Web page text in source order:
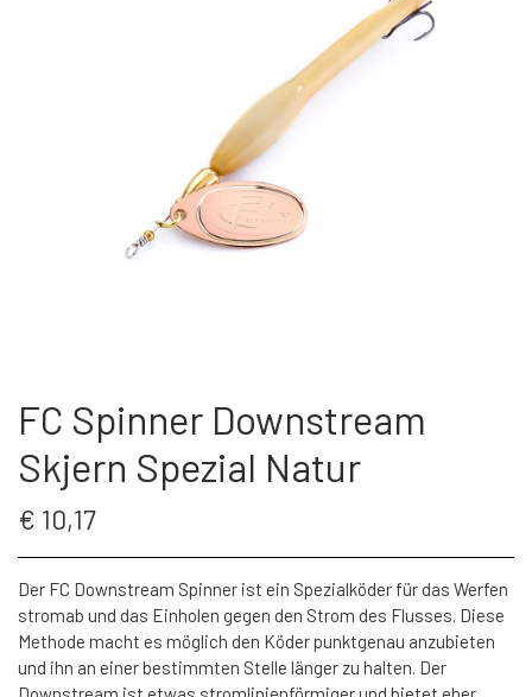
WEBSHOP
KYSTGREJ
60 LURES
S.F.G KØ HO 21 G
LONGSHOT KENT ANDERSEN DESIGN
19 G
PUT & TAKE GREJ
ANGELRUTEN
LANDINGS NET
FC SPINNERS
ÜBER FC SPINNER
KONTAKT
FC Spinner Downstream
Skjern Spezial Natur
€ 10,17
Der FC Downstream Spinner ist ein Spezialköder für das Werfen
stromab und das Einholen gegen den Strom des Flusses. Diese
Methode macht es möglich den Köder punktgenau anzubieten
und ihn an einer bestimmten Stelle länger zu halten. Der